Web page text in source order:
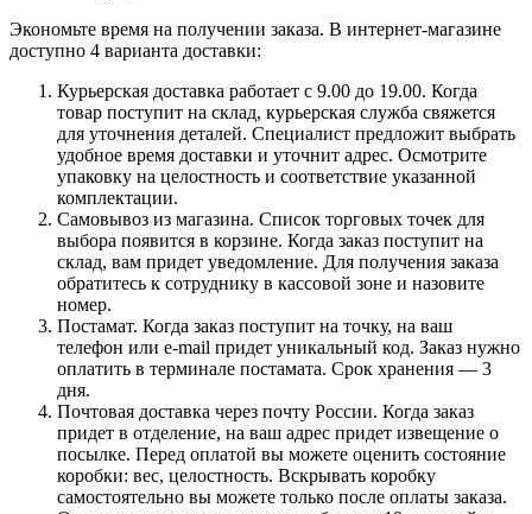
Экономьте время на получении заказа. В интернет-магазине
доступно 4 варианта доставки:
Курьерская доставка работает с 9.00 до 19.00. Когда
товар поступит на склад, курьерская служба свяжется
для уточнения деталей. Специалист предложит выбрать
удобное время доставки и уточнит адрес. Осмотрите
упаковку на целостность и соответствие указанной
комплектации.
Самовывоз из магазина. Список торговых точек для
выбора появится в корзине. Когда заказ поступит на
склад, вам придет уведомление. Для получения заказа
обратитесь к сотруднику в кассовой зоне и назовите
номер.
Постамат. Когда заказ поступит на точку, на ваш
телефон или e-mail придет уникальный код. Заказ нужно
оплатить в терминале постамата. Срок хранения — 3
дня.
Почтовая доставка через почту России. Когда заказ
придет в отделение, на ваш адрес придет извещение о
посылке. Перед оплатой вы можете оценить состояние
коробки: вес, целостность. Вскрывать коробку
самостоятельно вы можете только после оплаты заказа.